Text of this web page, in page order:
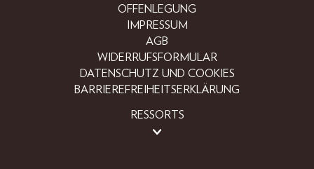
OFFENLEGUNG
IMPRESSUM
AGB
WIDERRUFSFORMULAR
DATENSCHUTZ UND COOKIES
BARRIEREFREIHEITSERKLÄRUNG
RESSORTS